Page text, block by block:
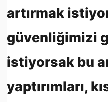
artırmak
güvenliğimizi
istiyorsak bu
yaptırımları,